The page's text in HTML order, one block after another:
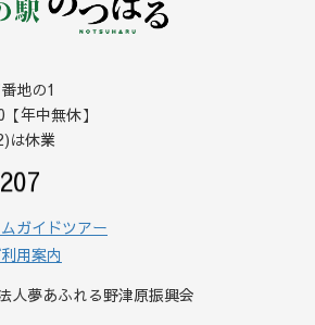
地の1
年中無休】
休業
ガイドツアー
用案内
人夢あふれる野津原振興会